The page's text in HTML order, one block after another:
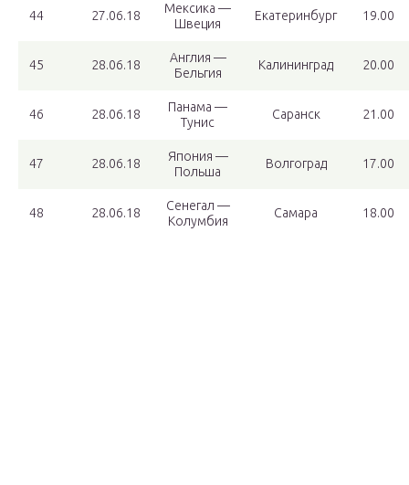
44 27.06.18
Мексика —
Швеция
Екатеринбург 19.00
45 28.06.18
Англия —
Бельгия
Калининград 20.00
46 28.06.18
Панама —
Тунис
Саранск 21.00
47 28.06.18
Япония —
Польша
Волгоград 17.00
48 28.06.18
Сенегал —
Колумбия
Самара 18.00